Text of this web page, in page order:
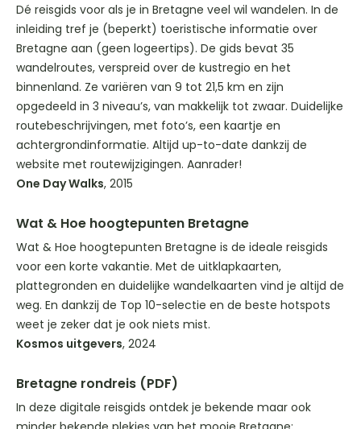
Dé reisgids voor als je in Bretagne veel wil wandelen. In de
inleiding tref je (beperkt) toeristische informatie over
Bretagne aan (geen logeertips). De gids bevat 35
wandelroutes, verspreid over de kustregio en het
binnenland. Ze variëren van 9 tot 21,5 km en zijn
opgedeeld in 3 niveau’s, van makkelijk tot zwaar. Duidelijke
routebeschrijvingen, met foto’s, een kaartje en
achtergrondinformatie. Altijd up-to-date dankzij de
website met routewijzigingen. Aanrader!
One Day Walks, 2015
Wat & Hoe hoogtepunten Bretagne
Wat & Hoe hoogtepunten Bretagne is de ideale reisgids
voor een korte vakantie. Met de uitklapkaarten,
plattegronden en duidelijke wandelkaarten vind je altijd de
weg. En dankzij de Top 10-selectie en de beste hotspots
weet je zeker dat je ook niets mist.
Kosmos uitgevers, 2024
Bretagne rondreis (PDF)
In deze digitale reisgids ontdek je bekende maar ook